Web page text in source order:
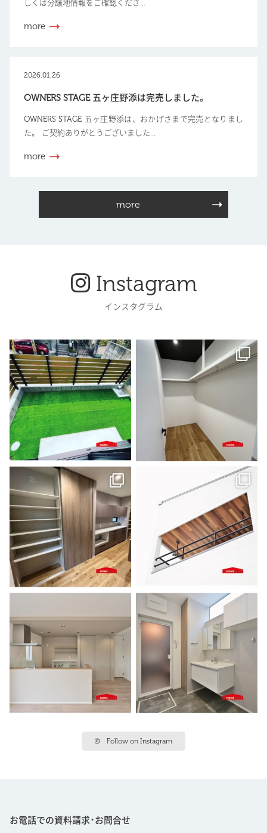
しくは分譲地情報をご確認くださ...
more
2026.01.26
OWNERS STAGE 五ヶ庄野添は完売しました。
OWNERS STAGE 五ヶ庄野添は、おかげさまで完売となりまし
た。 ご契約ありがとうございました...
more
more
Instagram
インスタグラム
Follow on Instagram
お電話での資料請求･お問合せ